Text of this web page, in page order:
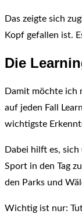
Das zeigte sich
Kopf gefallen ist.
Die
Damit möchte ich
auf jeden Fall
wichtigste
Dabei hilft es,
Sport in den Tag
den Parks und
Wichtig ist nur: